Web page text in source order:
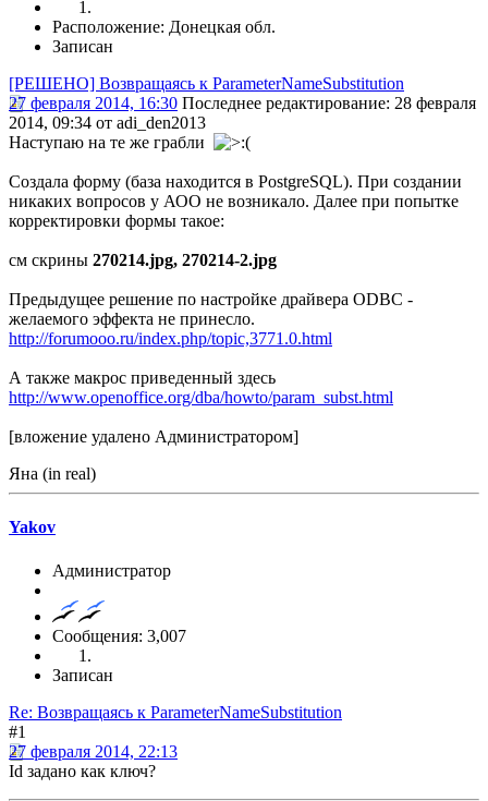
Расположение: Донецкая обл.
Записан
[РЕШЕНО] Возвращаясь к ParameterNameSubstitution
27 февраля 2014, 16:30 Последнее редактирование: 28 февраля
2014, 09:34 от adi_den2013
Наступаю на те же грабли
Создала форму (база находится в PostgreSQL). При создании
никаких вопросов у АОО не возникало. Далее при попытке
корректировки формы такое:
см скрины 270214.jpg, 270214-2.jpg
Предыдущее решение по настройке драйвера ODBC -
желаемого эффекта не принесло.
http://forumooo.ru/index.php/topic,3771.0.html
А также макрос приведенный здесь
http://www.openoffice.org/dba/howto/param_subst.html
[вложение удалено Администратором]
Яна (in real)
Yakov
Администратор
Сообщения: 3,007
Записан
Re: Возвращаясь к ParameterNameSubstitution
#1
27 февраля 2014, 22:13
Id задано как ключ?